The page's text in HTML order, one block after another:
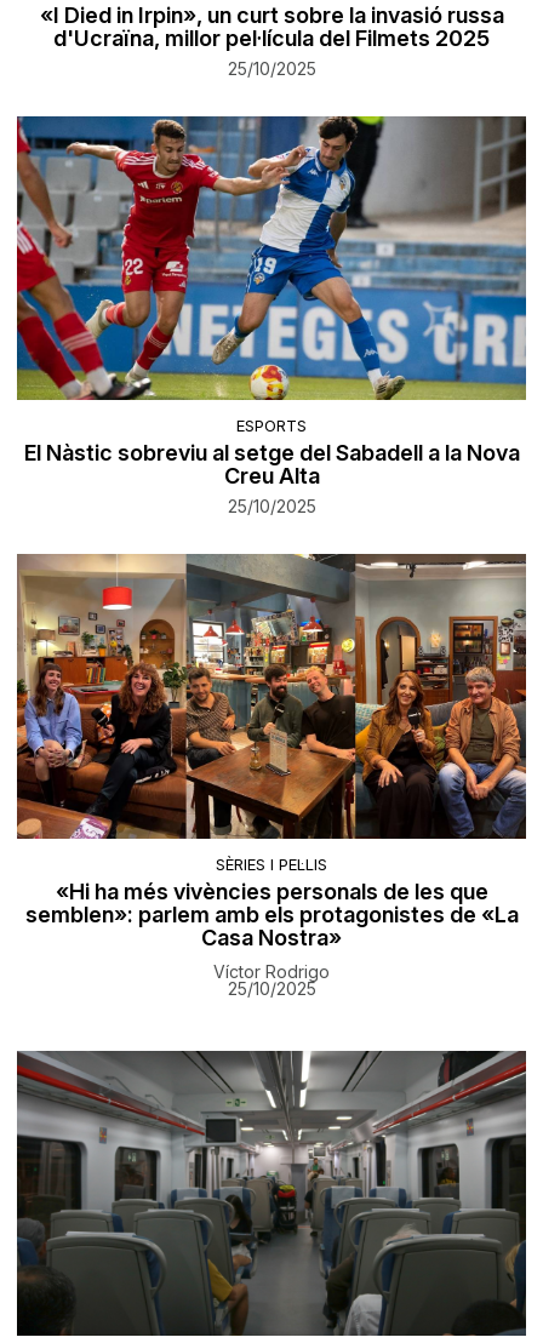
«I Died in Irpin», un curt sobre la invasió russa
d'Ucraïna, millor pel·lícula del Filmets 2025
25/10/2025
ESPORTS
El Nàstic sobreviu al setge del Sabadell a la Nova
Creu Alta
25/10/2025
SÈRIES I PEL·LIS
«Hi ha més vivències personals de les que
semblen»: parlem amb els protagonistes de «La
Casa Nostra»
Víctor Rodrigo
25/10/2025